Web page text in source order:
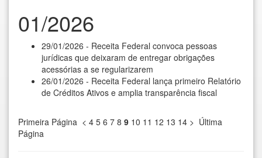
01/2026
29/01/2026 - Receita Federal convoca pessoas
jurídicas que deixaram de entregar obrigações
acessórias a se regularizarem
26/01/2026 - Receita Federal lança primeiro Relatório
de Créditos Ativos e amplia transparência fiscal
Primeira Página < 4 5 6 7 8 9 10 11 12 13 14 > Última
Página